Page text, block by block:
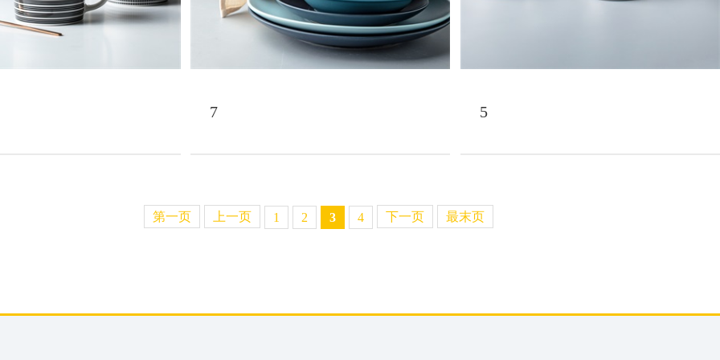
7 5
第一页 上一页 1 2 3 4 下一页 最末页